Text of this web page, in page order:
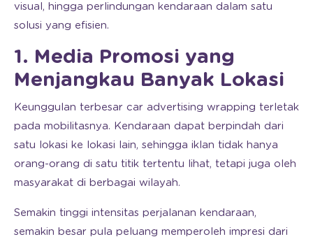
visual, hingga perlindungan kendaraan dalam satu
solusi yang efisien.
1. Media Promosi yang
Menjangkau Banyak Lokasi
Keunggulan terbesar car advertising wrapping terletak
pada mobilitasnya. Kendaraan dapat berpindah dari
satu lokasi ke lokasi lain, sehingga iklan tidak hanya
orang-orang di satu titik tertentu lihat, tetapi juga oleh
masyarakat di berbagai wilayah.
Semakin tinggi intensitas perjalanan kendaraan,
semakin besar pula peluang memperoleh impresi dari